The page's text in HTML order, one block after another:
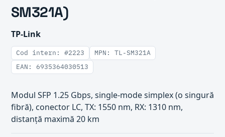
SM321A)
TP-Link
Cod intern: #2223
MPN: TL-SM321A
EAN: 6935364030513
Modul SFP 1.25 Gbps, single-mode simplex (o singură
fibră), conector LC, TX: 1550 nm, RX: 1310 nm,
distanță maximă 20 km